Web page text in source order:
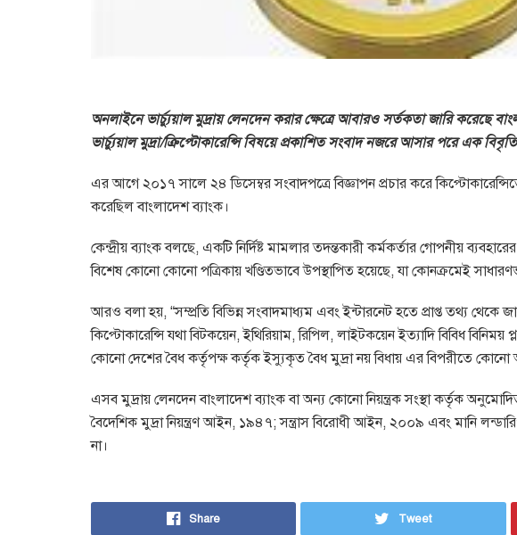
অনলাইনে ভার্চ্যুয়াল মুদ্রায় লেনদেন করার ক্ষেত্রে আবারও সর্তকতা জারি করেছে
ভার্চ্যুয়াল মুদ্রা/ক্রিপ্টোকারেন্সি বিষয়ে প্রকাশিত সংবাদ নজরে আসার পরে এক বিবৃতি
এর আগে ২০১৭ সালে ২৪ ডিসেম্বর সংবাদপত্রে বিজ্ঞাপন প্রচার করে
করেছিল বাংলাদেশ ব্যাংক।
কেন্দ্রীয় ব্যাংক বলছে, একটি নির্দিষ্ট মামলার তদন্তকারী কর্মকর্তার গোপনীয়
বিশেষ কোনো কোনো পত্রিকায় খণ্ডিতভাবে উপস্থাপিত হয়েছে, যা কোনক্রমেই
আরও বলা হয়, “সম্প্রতি বিভিন্ন সংবাদমাধ্যম এবং ইন্টারনেট হতে প্রাপ্ত তথ্য থেকে
কিপ্টোকারেন্সি যথা বিটকয়েন, ইথিরিয়াম, রিপিল, লাইটকয়েন ইত্যাদি বিবিধ বিনিময়
কোনো দেশের বৈধ কর্তৃপক্ষ কর্তৃক ইস্যুকৃত বৈধ মুদ্রা নয় বিধায় এর বিপরীতে কোনো
এসব মুদ্রায় লেনদেন বাংলাদেশ ব্যাংক বা অন্য কোনো নিয়ন্ত্রক সংস্থা কর্তৃক
বৈদেশিক মুদ্রা নিয়ন্ত্রণ আইন, ১৯৪৭; সন্ত্রাস বিরোধী আইন, ২০০৯ এবং মানি
না।
Share Tweet